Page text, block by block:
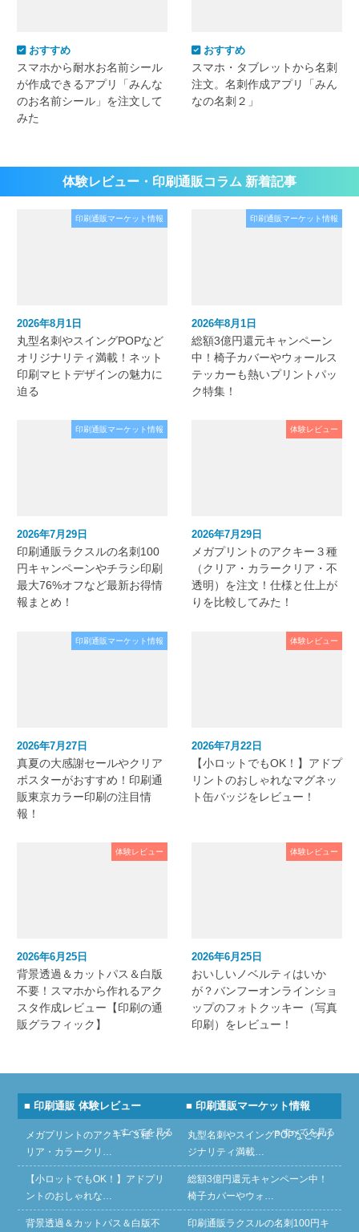
おすすめ
スマホから耐水お名前シール
が作成できるアプリ「みんな
のお名前シール」を注文して
みた
おすすめ
スマホ・タブレットから名刺
注文。名刺作成アプリ「みん
なの名刺２」
体験レビュー・印刷通販コラム 新着記事
印刷通販マーケット情報
2026年8月1日
丸型名刺やスイングPOPなど
オリジナリティ満載！ネット
印刷マヒトデザインの魅力に
迫る
印刷通販マーケット情報
2026年8月1日
総額3億円還元キャンペーン
中！椅子カバーやウォールス
テッカーも熱いプリントパッ
ク特集！
印刷通販マーケット情報
2026年7月29日
印刷通販ラクスルの名刺100
円キャンペーンやチラシ印刷
最大76%オフなど最新お得情
報まとめ！
体験レビュー
2026年7月29日
メガプリントのアクキー３種
（クリア・カラークリア・不
透明）を注文！仕様と仕上が
りを比較してみた！
印刷通販マーケット情報
2026年7月27日
真夏の大感謝セールやクリア
ポスターがおすすめ！印刷通
販東京カラー印刷の注目情
報！
体験レビュー
2026年7月22日
【小ロットでもOK！】アドプ
リントのおしゃれなマグネッ
ト缶バッジをレビュー！
体験レビュー
2026年6月25日
背景透過＆カットパス＆白版
不要！スマホから作れるアク
スタ作成レビュー【印刷の通
販グラフィック】
体験レビュー
2026年6月25日
おいしいノベルティはいか
が？バンフーオンラインショ
ップのフォトクッキー（写真
印刷）をレビュー！
■ 印刷通販 体験レビュー
» すべてを見る
メガプリントのアクキー３種（ク
リア・カラークリ…
【小ロットでもOK！】アドプリ
ントのおしゃれな…
背景透過＆カットパス＆白版不
■ 印刷通販マーケット情報
» すべてを見る
丸型名刺やスイングPOPなどオリ
ジナリティ満載…
総額3億円還元キャンペーン中！
椅子カバーやウォ…
印刷通販ラクスルの名刺100円キ